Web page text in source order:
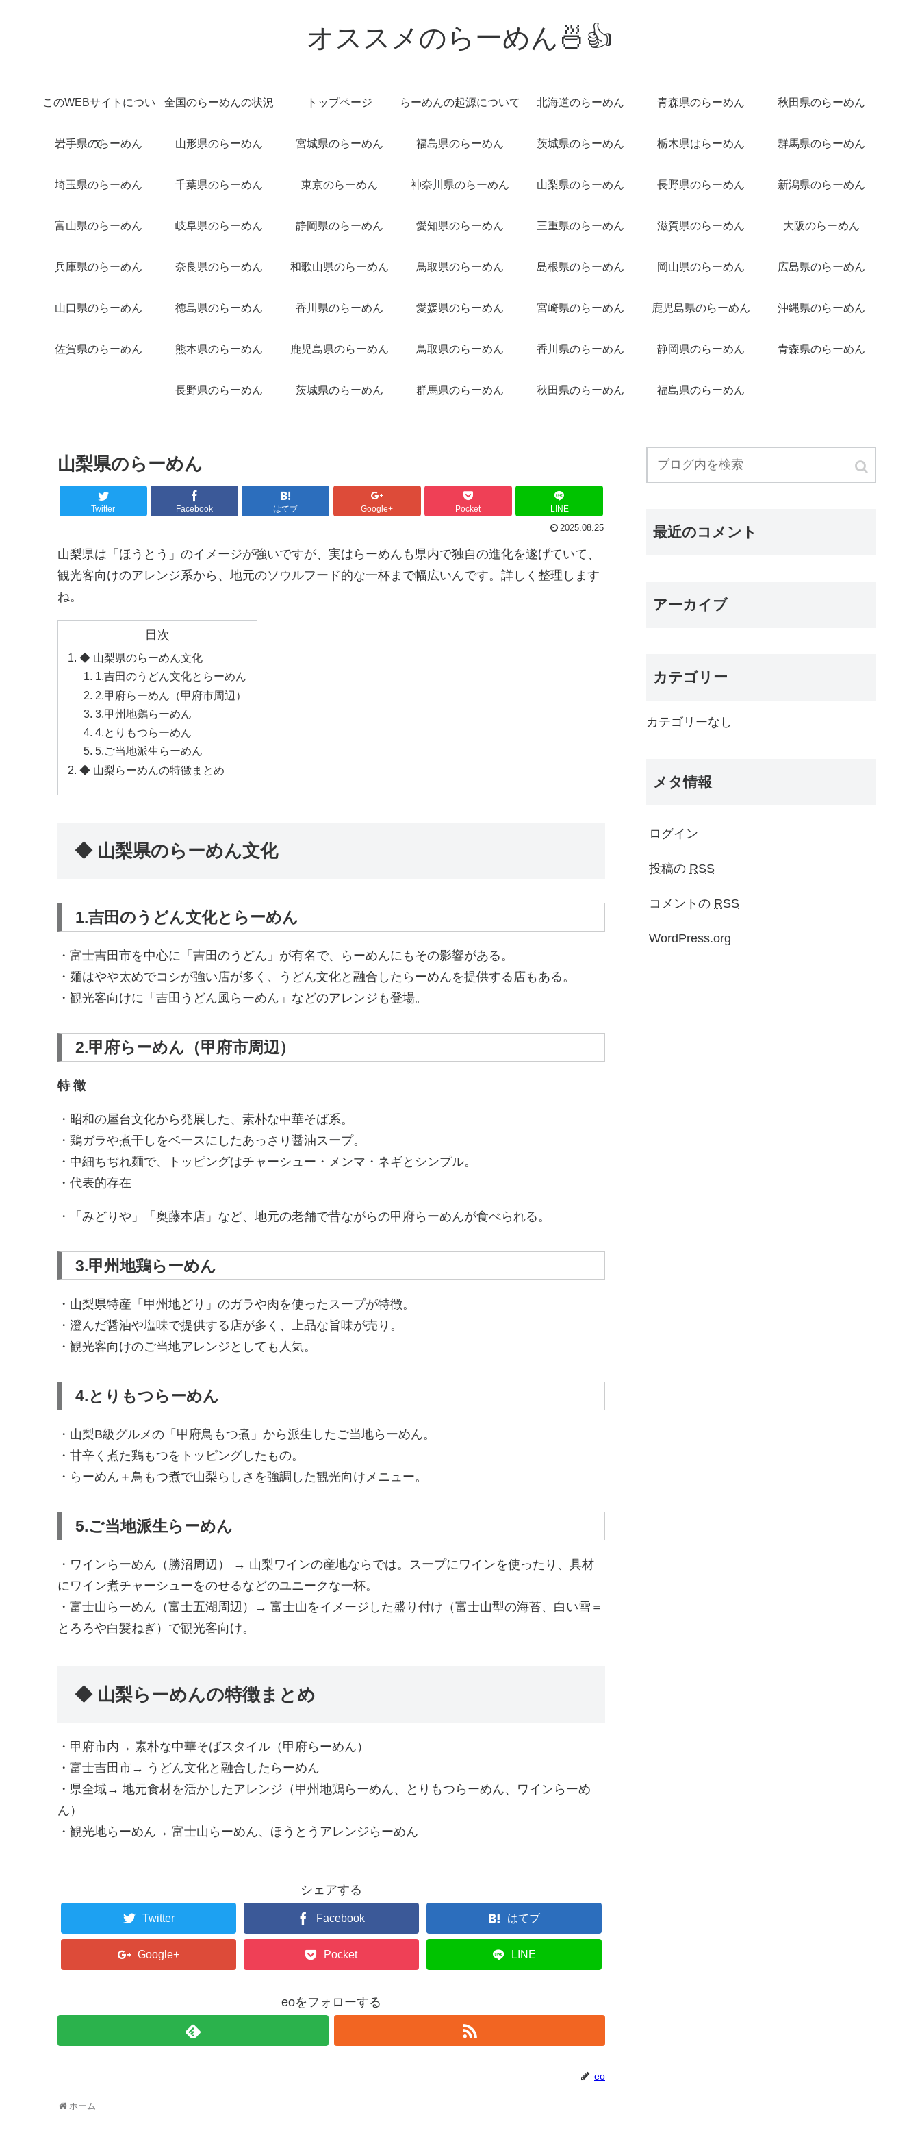
オススメのらーめん🍜👍
このWEBサイトについ
て
全国のらーめんの状況 トップページ らーめんの起源について 北海道のらーめん 青森県のらーめん 秋田県のらーめん
岩手県のらーめん 山形県のらーめん 宮城県のらーめん 福島県のらーめん 茨城県のらーめん 栃木県はらーめん 群馬県のらーめん
埼玉県のらーめん 千葉県のらーめん 東京のらーめん 神奈川県のらーめん 山梨県のらーめん 長野県のらーめん 新潟県のらーめん
富山県のらーめん 岐阜県のらーめん 静岡県のらーめん 愛知県のらーめん 三重県のらーめん 滋賀県のらーめん 大阪のらーめん
兵庫県のらーめん 奈良県のらーめん 和歌山県のらーめん 鳥取県のらーめん 島根県のらーめん 岡山県のらーめん 広島県のらーめん
山口県のらーめん 徳島県のらーめん 香川県のらーめん 愛媛県のらーめん 宮崎県のらーめん 鹿児島県のらーめん 沖縄県のらーめん
佐賀県のらーめん 熊本県のらーめん 鹿児島県のらーめん 鳥取県のらーめん 香川県のらーめん 静岡県のらーめん 青森県のらーめん
長野県のらーめん 茨城県のらーめん 群馬県のらーめん 秋田県のらーめん 福島県のらーめん
山梨県のらーめん
Twitter Facebook はてブ Google+ Pocket LINE
2025.08.25
山梨県は「ほうとう」のイメージが強いですが、実はらーめんも県内で独自の進化を遂げていて、
観光客向けのアレンジ系から、地元のソウルフード的な一杯まで幅広いんです。詳しく整理します
ね。
目次
◆ 山梨県のらーめん文化
1.吉田のうどん文化とらーめん
2.甲府らーめん（甲府市周辺）
3.甲州地鶏らーめん
4.とりもつらーめん
5.ご当地派生らーめん
◆ 山梨らーめんの特徴まとめ
◆ 山梨県のらーめん文化
1.吉田のうどん文化とらーめん
・富士吉田市を中心に「吉田のうどん」が有名で、らーめんにもその影響がある。
・麺はやや太めでコシが強い店が多く、うどん文化と融合したらーめんを提供する店もある。
・観光客向けに「吉田うどん風らーめん」などのアレンジも登場。
2.甲府らーめん（甲府市周辺）
特 徴
・昭和の屋台文化から発展した、素朴な中華そば系。
・鶏ガラや煮干しをベースにしたあっさり醤油スープ。
・中細ちぢれ麺で、トッピングはチャーシュー・メンマ・ネギとシンプル。
・代表的存在
・「みどりや」「奥藤本店」など、地元の老舗で昔ながらの甲府らーめんが食べられる。
3.甲州地鶏らーめん
・山梨県特産「甲州地どり」のガラや肉を使ったスープが特徴。
・澄んだ醤油や塩味で提供する店が多く、上品な旨味が売り。
・観光客向けのご当地アレンジとしても人気。
4.とりもつらーめん
・山梨B級グルメの「甲府鳥もつ煮」から派生したご当地らーめん。
・甘辛く煮た鶏もつをトッピングしたもの。
・らーめん＋鳥もつ煮で山梨らしさを強調した観光向けメニュー。
5.ご当地派生らーめん
・ワインらーめん（勝沼周辺） → 山梨ワインの産地ならでは。スープにワインを使ったり、具材
にワイン煮チャーシューをのせるなどのユニークな一杯。
・富士山らーめん（富士五湖周辺）→ 富士山をイメージした盛り付け（富士山型の海苔、白い雪＝
とろろや白髪ねぎ）で観光客向け。
◆ 山梨らーめんの特徴まとめ
・甲府市内→ 素朴な中華そばスタイル（甲府らーめん）
・富士吉田市→ うどん文化と融合したらーめん
・県全域→ 地元食材を活かしたアレンジ（甲州地鶏らーめん、とりもつらーめん、ワインらーめ
ん）
・観光地らーめん→ 富士山らーめん、ほうとうアレンジらーめん
シェアする
Twitter Facebook はてブ
Google+ Pocket LINE
eoをフォローする
eo
ホーム
最近のコメント
アーカイブ
カテゴリー
カテゴリーなし
メタ情報
ログイン
投稿の RSS
コメントの RSS
WordPress.org